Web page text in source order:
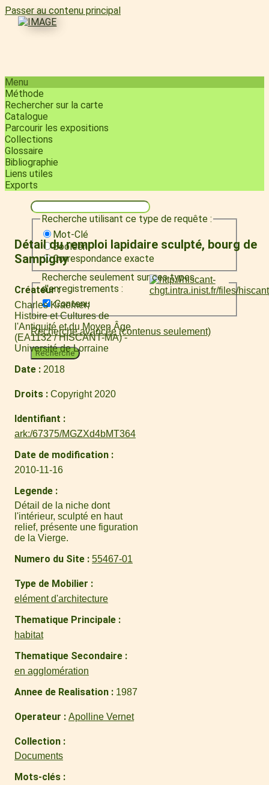
Passer au contenu principal
Menu
Méthode
Rechercher sur la carte
Catalogue
Parcourir les expositions
Collections
Glossaire
Bibliographie
Liens utiles
Exports
Recherche utilisant ce type de requête :
Mot-Clé
Booléen
Correspondance exacte
Recherche seulement sur ces types
d'enregistrements :
Contenu
Recherche avancée (contenus seulement)
Recherche
Détail du remploi lapidaire sculpté, bourg de
Sampigny
Créateur
Charles Kraemer
Histoire et Cultures de
l'Antiquité et du Moyen Âge
(EA1132 / HISCANT-MA) -
Université de Lorraine
Date 2018
Droits Copyright 2020
Identifiant
ark:/67375/MGZXd4bMT364
Date de modification
2010-11-16
Legende
Détail de la niche dont
l'intérieur, sculpté en haut
relief, présente une figuration
de la Vierge.
Numero du Site 55467-01
Type de Mobilier
elément d'architecture
Thematique Principale
habitat
Thematique Secondaire
en agglomération
Annee de Realisation 1987
Operateur Apolline Vernet
Collection
Documents
Mots-clés